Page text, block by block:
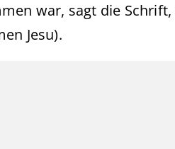
war, sagt die
Jesu).